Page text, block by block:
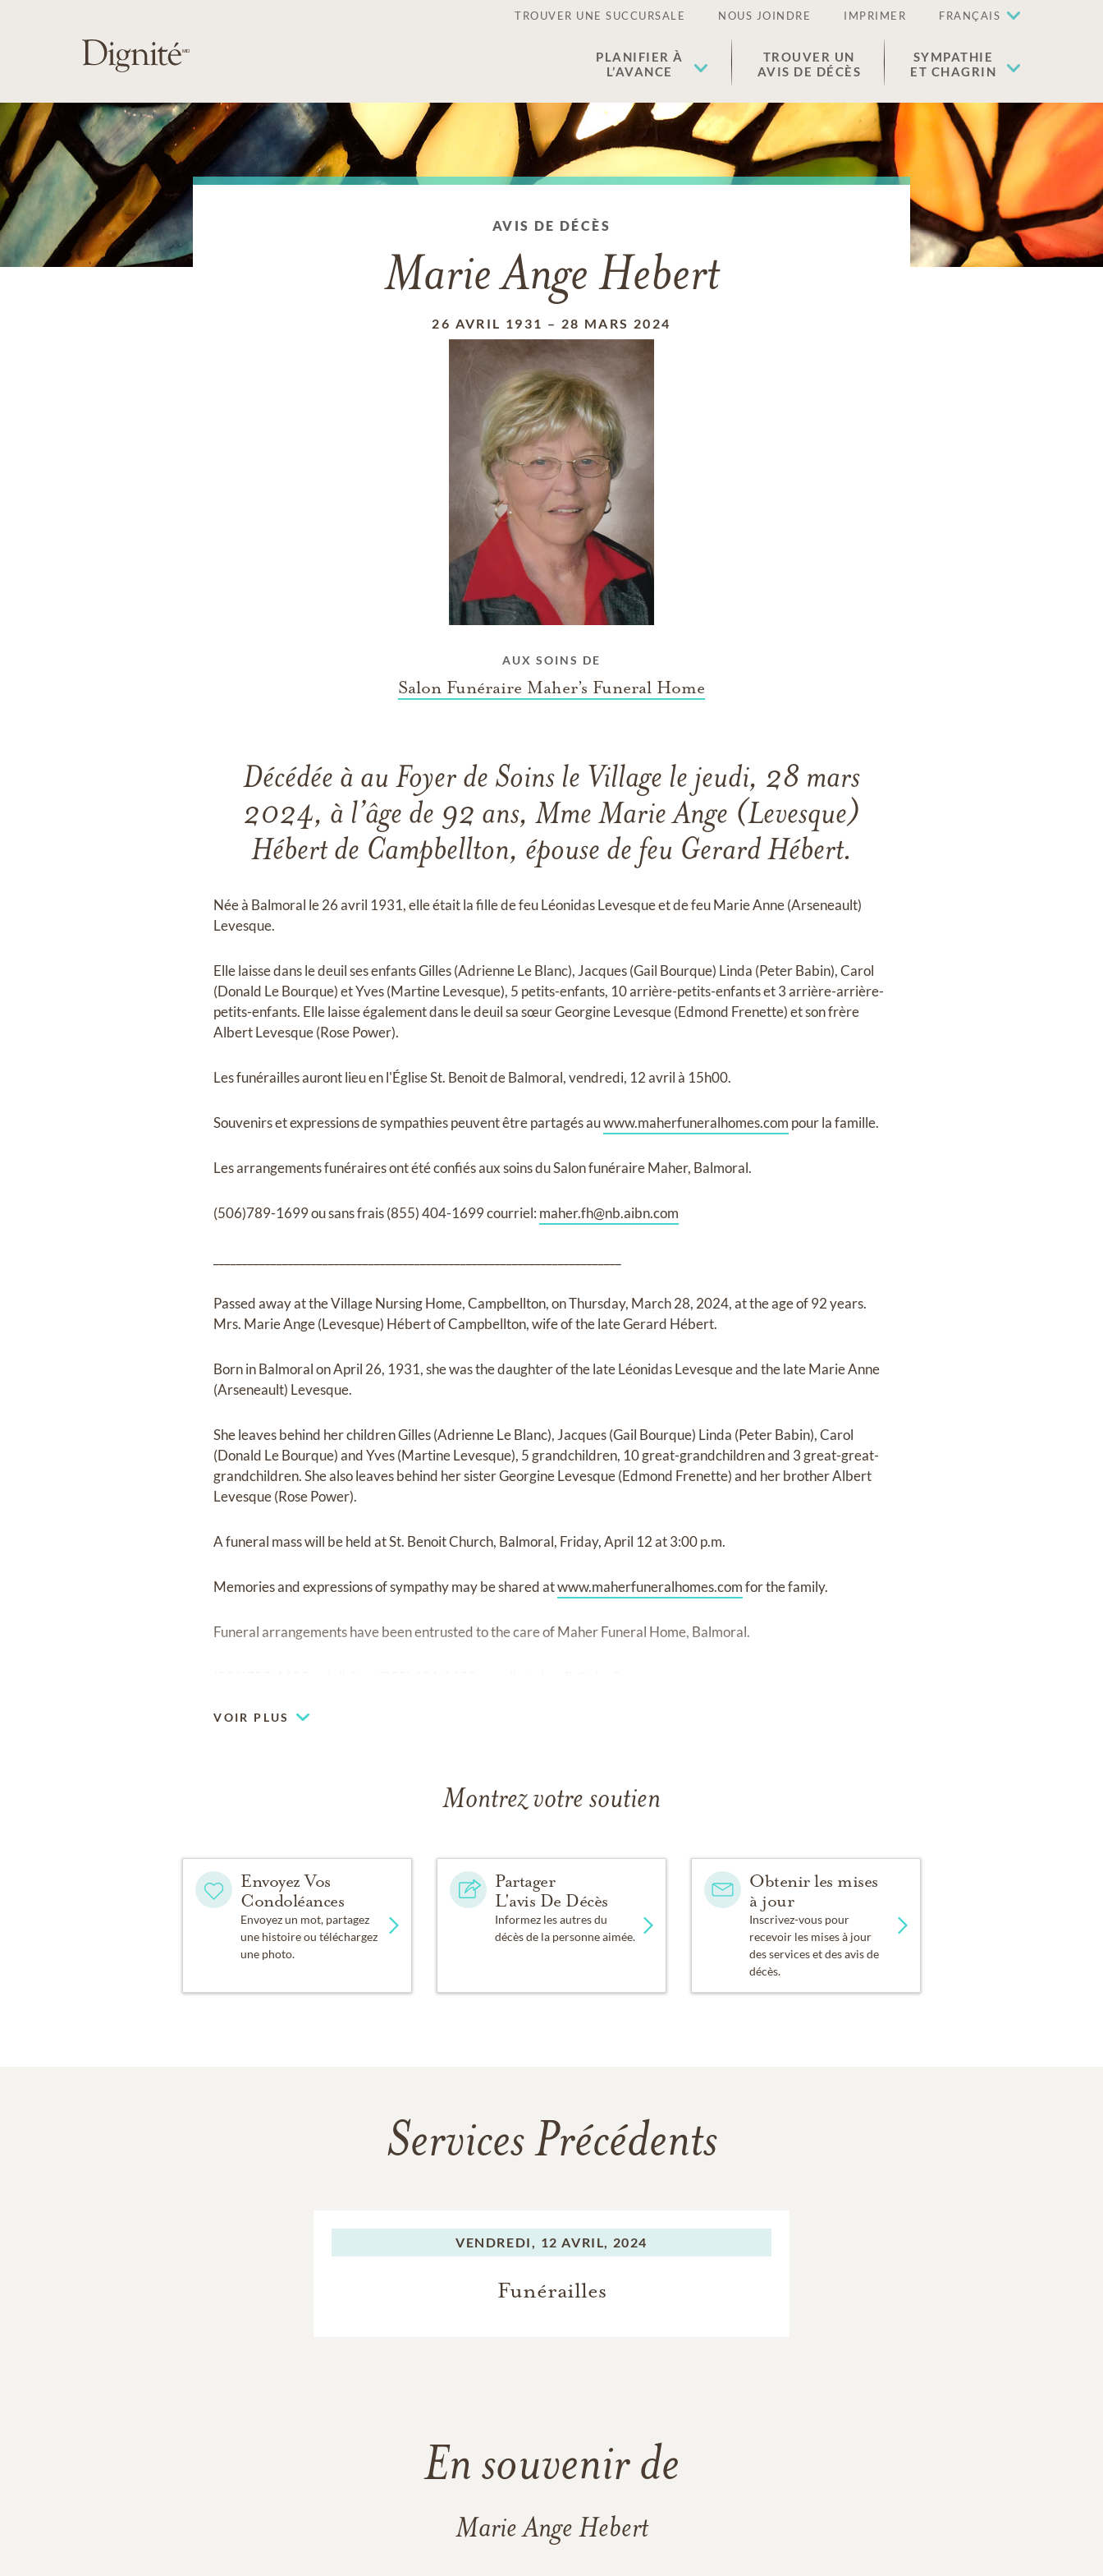
TROUVER UNE SUCCURSALE NOUS JOINDRE IMPRIMER FRANÇAIS
PLANIFIER À
L’AVANCE
TROUVER UN
AVIS DE DÉCÈS
SYMPATHIE
ET CHAGRIN
AVIS DE DÉCÈS
Marie Ange Hebert
26 AVRIL 1931 – 28 MARS 2024
AUX SOINS DE
Salon Funéraire Maher’s Funeral Home
Décédée à au Foyer de Soins le Village le jeudi, 28 mars
2024, à l’âge de 92 ans, Mme Marie Ange (Levesque)
Hébert de Campbellton, épouse de feu Gerard Hébert.
Née à Balmoral le 26 avril 1931, elle était la fille de feu Léonidas Levesque et de feu Marie Anne (Arseneault)
Levesque.
Elle laisse dans le deuil ses enfants Gilles (Adrienne Le Blanc), Jacques (Gail Bourque) Linda (Peter Babin), Carol
(Donald Le Bourque) et Yves (Martine Levesque), 5 petits-enfants, 10 arrière-petits-enfants et 3 arrière-arrière-
petits-enfants. Elle laisse également dans le deuil sa sœur Georgine Levesque (Edmond Frenette) et son frère
Albert Levesque (Rose Power).
Les funérailles auront lieu en l'Église St. Benoit de Balmoral, vendredi, 12 avril à 15h00.
Souvenirs et expressions de sympathies peuvent être partagés auwww.maherfuneralhomes.com pour la famille.
Les arrangements funéraires ont été confiés aux soins du Salon funéraire Maher, Balmoral.
(506)789-1699 ou sans frais (855) 404-1699 courriel: maher.fh@nb.aibn.com
Passed away at the Village Nursing Home, Campbellton, on Thursday, March 28, 2024, at the age of 92 years.
Mrs. Marie Ange (Levesque) Hébert of Campbellton, wife of the late Gerard Hébert.
Born in Balmoral on April 26, 1931, she was the daughter of the late Léonidas Levesque and the late Marie Anne
(Arseneault) Levesque.
She leaves behind her children Gilles (Adrienne Le Blanc), Jacques (Gail Bourque) Linda (Peter Babin), Carol
(Donald Le Bourque) and Yves (Martine Levesque), 5 grandchildren, 10 great-grandchildren and 3 great-great-
grandchildren. She also leaves behind her sister Georgine Levesque (Edmond Frenette) and her brother Albert
Levesque (Rose Power).
A funeral mass will be held at St. Benoit Church, Balmoral, Friday, April 12 at 3:00 p.m.
Memories and expressions of sympathy may be shared atwww.maherfuneralhomes.comfor the family.
Funeral arrangements have been entrusted to the care of Maher Funeral Home, Balmoral.
VOIR PLUS
Montrez votre soutien
Envoyez Vos
Condoléances
Envoyez un mot, partagez
une histoire ou téléchargez
une photo.
Partager
L'avis De Décès
Informez les autres du
décès de la personne aimée.
Obtenir les mises
à jour
Inscrivez-vous pour
recevoir les mises à jour
des services et des avis de
décès.
Services Précédents
VENDREDI, 12 AVRIL, 2024
Funérailles
En souvenir de
Marie Ange Hebert